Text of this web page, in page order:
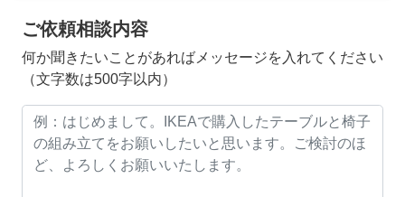
ご依頼相談内容
何か聞きたいことがあればメッセージを入れてください
（文字数は500字以内）